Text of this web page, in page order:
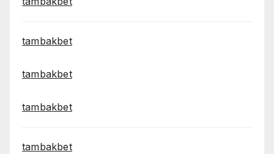
tambakbet
tambakbet
tambakbet
tambakbet